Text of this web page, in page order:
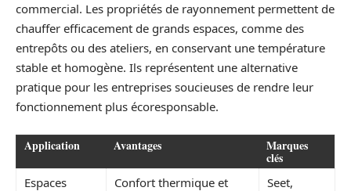
commercial. Les propriétés de rayonnement permettent de
chauffer efficacement de grands espaces, comme des
entrepôts ou des ateliers, en conservant une température
stable et homogène. Ils représentent une alternative
pratique pour les entreprises soucieuses de rendre leur
fonctionnement plus écoresponsable.
Application Avantages Marques
clés
Espaces
Confort thermique et
Seet,